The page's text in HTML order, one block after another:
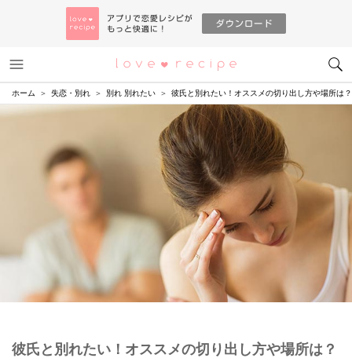
恋愛レシピ
ホーム 失恋・別れ 別れ 別れたい 彼氏と別れたい！オススメの切り出し方や場所は？
彼氏と別れたい！オススメの切り出し方や場所は？